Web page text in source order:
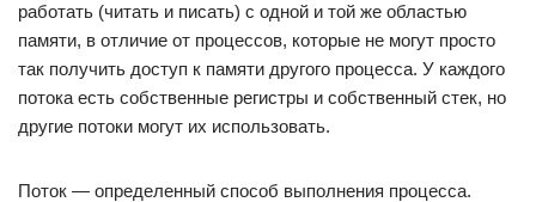
работать (читать и писать) с одной и той же областью
памяти, в отличие от процессов, которые не могут просто
так получить доступ к памяти другого процесса. У каждого
потока есть собственные регистры и собственный стек, но
другие потоки могут их использовать.
Поток — определенный способ выполнения процесса.